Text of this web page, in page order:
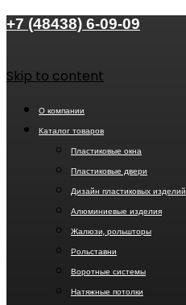
+7 (48438) 6-09-09
Skip to content
О компании
Каталог товаров
Пластиковые окна
Пластиковые двери
Дизайн пластиковых изделий
Алюминиевые изделия
Жалюзи, рольшторы
Рольставни
Воротные системы
Натяжные потолки